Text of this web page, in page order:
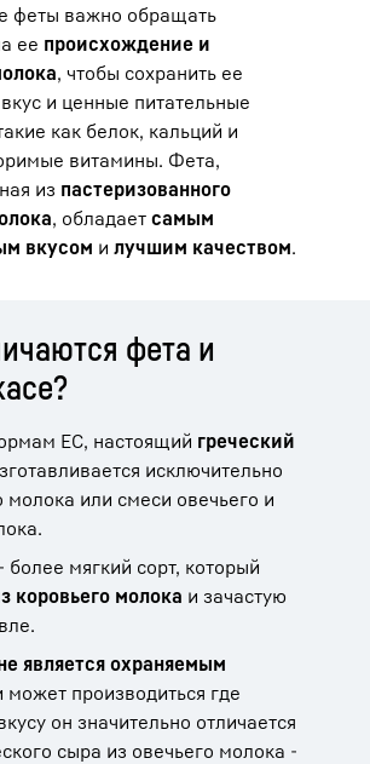
феты важно обращать
ее происхождение и
, чтобы сохранить ее
и ценные питательные
как белок, кальций и
витамины. Фета,
из пастеризованного
, обладает самым
вкусом и лучшим качеством.
фета и
ЕС, настоящий греческий
исключительно
молока или смеси овечьего и
- более мягкий сорт, который
коровьего молока и зачастую
является охраняемым
может производиться где
он значительно отличается
сыра из овечьего молока -